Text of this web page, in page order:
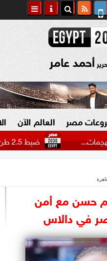
أحمد عامر
مصر
صنع في مصر
العالم الآن
ضبط 2.5 طن هيدرو بـ1.4 مليار جنيه في مزرعتين بالإسماعيلية
حسن مع أمن
في دالاس